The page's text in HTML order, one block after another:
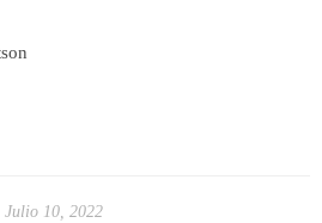
Julio 10, 2022